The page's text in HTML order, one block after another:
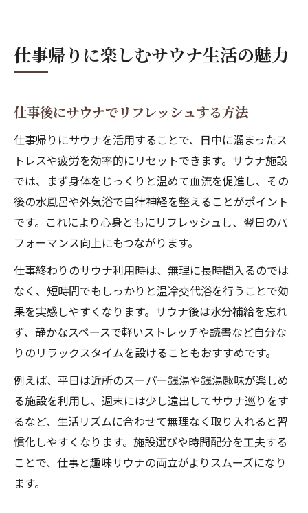
仕事帰りに楽しむサウナ生活の魅力
仕事後にサウナでリフレッシュする方法
仕事帰りにサウナを活用することで、日中に溜まったス
トレスや疲労を効率的にリセットできます。サウナ施設
では、まず身体をじっくりと温めて血流を促進し、その
後の水風呂や外気浴で自律神経を整えることがポイント
です。これにより心身ともにリフレッシュし、翌日のパ
フォーマンス向上にもつながります。
仕事終わりのサウナ利用時は、無理に長時間入るのでは
なく、短時間でもしっかりと温冷交代浴を行うことで効
果を実感しやすくなります。サウナ後は水分補給を忘れ
ず、静かなスペースで軽いストレッチや読書など自分な
りのリラックスタイムを設けることもおすすめです。
例えば、平日は近所のスーパー銭湯や銭湯趣味が楽しめ
る施設を利用し、週末には少し遠出してサウナ巡りをす
るなど、生活リズムに合わせて無理なく取り入れると習
慣化しやすくなります。施設選びや時間配分を工夫する
ことで、仕事と趣味サウナの両立がよりスムーズになり
ます。